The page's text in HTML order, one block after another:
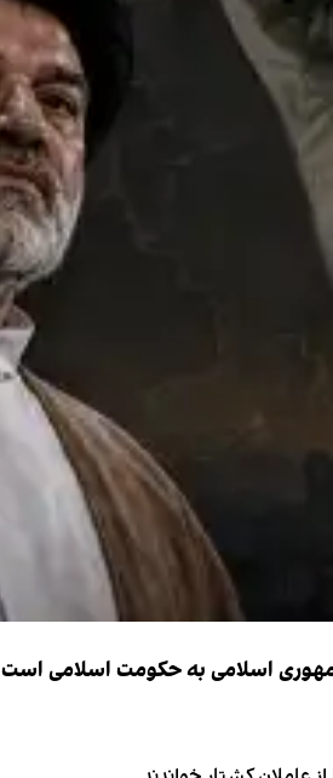
جمهوری اسلامی به حکومت اسلامی است